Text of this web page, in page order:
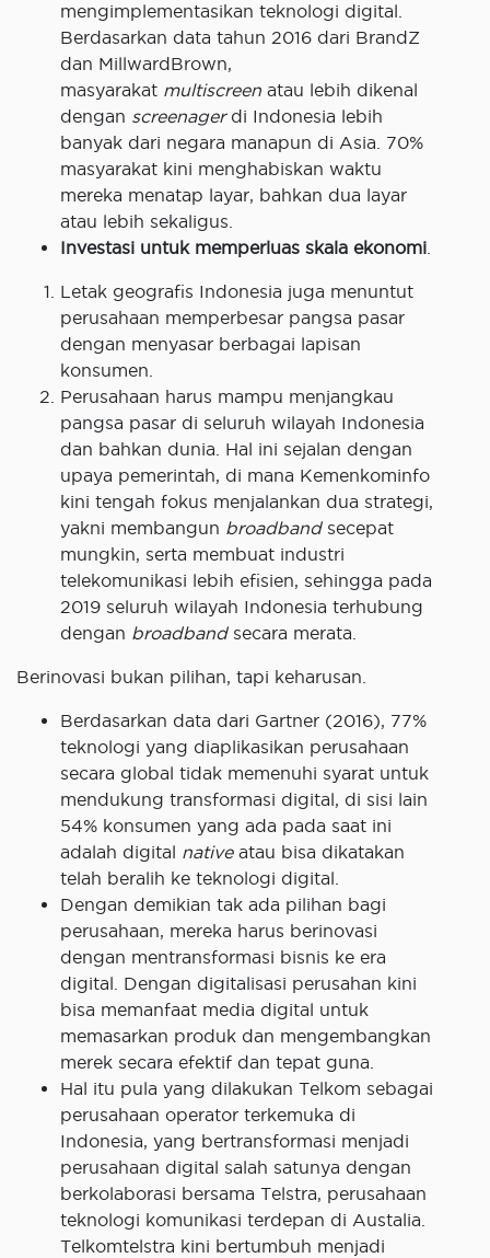
mengimplementasikan teknologi digital.
Berdasarkan data tahun 2016 dari BrandZ
dan MillwardBrown,
masyarakat multiscreen atau lebih dikenal
dengan screenagerdi Indonesia lebih
banyak dari negara manapun di Asia. 70%
masyarakat kini menghabiskan waktu
mereka menatap layar, bahkan dua layar
atau lebih sekaligus.
Investasi untuk memperluas skala ekonomi
Letak geografis Indonesia juga menuntut
perusahaan memperbesar pangsa pasar
dengan menyasar berbagai lapisan
konsumen.
Perusahaan harus mampu menjangkau
pangsa pasar di seluruh wilayah Indonesia
dan bahkan dunia. Hal ini sejalan dengan
upaya pemerintah, di mana Kemenkominfo
kini tengah fokus menjalankan dua strategi,
yakni membangun broadbandsecepat
mungkin, serta membuat industri
telekomunikasi lebih efisien, sehingga pada
2019 seluruh wilayah Indonesia terhubung
dengan broadbandsecara merata.
Berinovasi bukan pilihan, tapi keharusan.
Berdasarkan data dari Gartner (2016), 77%
teknologi yang diaplikasikan perusahaan
secara global tidak memenuhi syarat untuk
mendukung transformasi digital, di sisi lain
54% konsumen yang ada pada saat ini
adalah digital nativeatau bisa dikatakan
telah beralih ke teknologi digital.
Dengan demikian tak ada pilihan bagi
perusahaan, mereka harus berinovasi
dengan mentransformasi bisnis ke era
digital. Dengan digitalisasi perusahan kini
bisa memanfaat media digital untuk
memasarkan produk dan mengembangkan
merek secara efektif dan tepat guna.
Hal itu pula yang dilakukan Telkom sebagai
perusahaan operator terkemuka di
Indonesia, yang bertransformasi menjadi
perusahaan digital salah satunya dengan
berkolaborasi bersama Telstra, perusahaan
teknologi komunikasi terdepan di Austalia.
Telkomtelstra kini bertumbuh menjadi